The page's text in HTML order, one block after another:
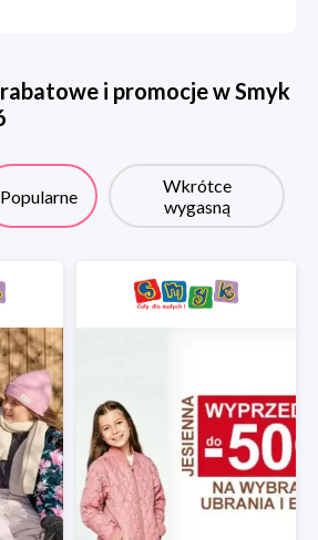
i promocje wSmyk
Popularne
Wkrótce
wygasną